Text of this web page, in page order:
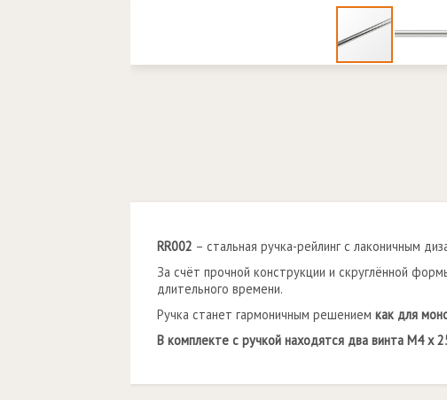
RR002 – стальная ручка-рейлинг с лаконичным
За счёт прочной конструкции и скруглённой
длительного времени.
Ручка станет гармоничным решением как для
В комплекте с ручкой находятся два винта M4 x